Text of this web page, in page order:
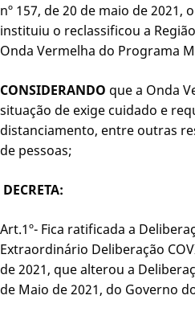
nº 157, de 20 de maio de 2021,
instituiu o reclassificou a
Onda Vermelha do Programa
CONSIDERANDO que a Onda
situação de exige cuidado e
distanciamento, entre outras
de pessoas;
DECRETA:
Art.1º- Fica ratificada a
Extraordinário Deliberação
de 2021, que alterou a
de Maio de 2021, do Governo